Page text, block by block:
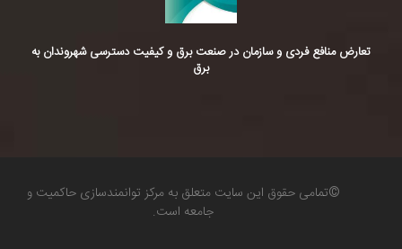
تعارض منافع فردی و سازمان در صنعت برق و کیفیت دسترسی شهروندان به
برق
©تمامی حقوق این سایت متعلق به مرکز توانمندسازی حاکمیت و
جامعه است.